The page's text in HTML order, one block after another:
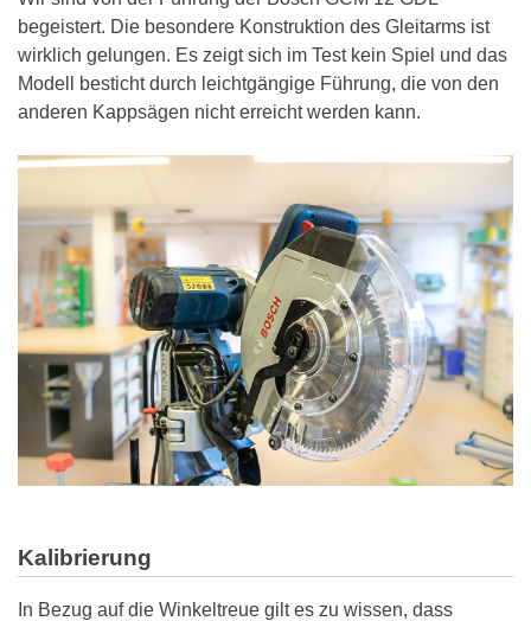
begeistert. Die besondere Konstruktion des Gleitarms ist
wirklich gelungen. Es zeigt sich im Test kein Spiel und das
Modell besticht durch leichtgängige Führung, die von den
anderen Kappsägen nicht erreicht werden kann.
Kalibrierung
In Bezug auf die Winkeltreue gilt es zu wissen, dass